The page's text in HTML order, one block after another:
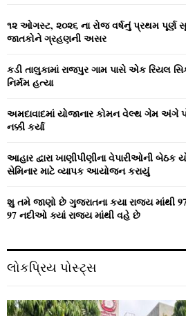
o
r
૧૨ ઓગસ્ટ, ૨૦૨૬ ના રોજ વર્ષનું પ્રથમ પૂર્ણ
જાતકોને ગ્રહણની અસર
કડી તાલુકામાં રાજપુર ગામ પાસે એક રિયલ
નિર્મમ હત્યા
અમદાવાદમાં યોજાનાર કોમન વેલ્‍થ ગેમ અંગે
નક્કી કર્યા
આહાર દ્વારા ખાણીપીણીના વેપારીઓની બેઠક
સેમિનાર માટે વ્યાપક આયોજન કરાયું
શુ તમે જાણો છે ગુજરાતના કયા રાજ્ય માંથી
97 નદીઓ ક્યાં રાજ્ય માંથી વહે છે
લોકપ્રિય પોસ્ટ્સ